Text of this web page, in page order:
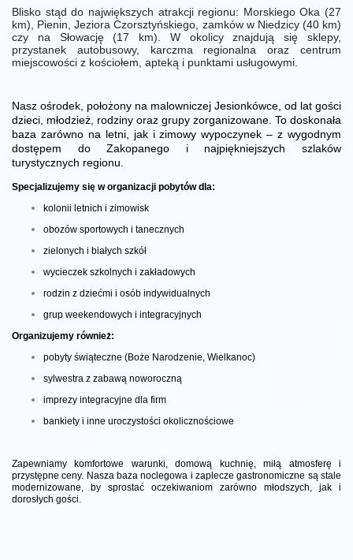
Blisko stąd do największych atrakcji regionu: Morskiego Oka (27
km), Pienin, Jeziora Czorsztyńskiego, zamków w Niedzicy (40 km)
czy na Słowację (17 km). W okolicy znajdują się sklepy,
przystanek autobusowy, karczma regionalna oraz centrum
miejscowości z kościołem, apteką i punktami usługowymi.
Nasz ośrodek, położony na malowniczej Jesionkówce, od lat gości
dzieci, młodzież, rodziny oraz grupy zorganizowane. To doskonała
baza zarówno na letni, jak i zimowy wypoczynek – z wygodnym
dostępem do Zakopanego i najpiękniejszych szlaków
turystycznych regionu.
Specjalizujemy się w organizacji pobytów dla:
kolonii letnich i zimowisk
obozów sportowych i tanecznych
zielonych i białych szkół
wycieczek szkolnych i zakładowych
rodzin z dziećmi i osób indywidualnych
grup weekendowych i integracyjnych
Organizujemy również:
pobyty świąteczne (Boże Narodzenie, Wielkanoc)
sylwestra z zabawą noworoczną
imprezy integracyjne dla firm
bankiety i inne uroczystości okolicznościowe
Zapewniamy komfortowe warunki, domową kuchnię, miłą atmosferę i
przystępne ceny. Nasza baza noclegowa i zaplecze gastronomiczne są stale
modernizowane, by sprostać oczekiwaniom zarówno młodszych, jak i
dorosłych gości.